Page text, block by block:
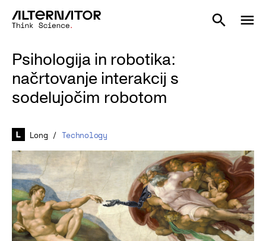
Psihologija in robotika:
načrtovanje interakcij s
sodelujočim robotom
Long / Technology